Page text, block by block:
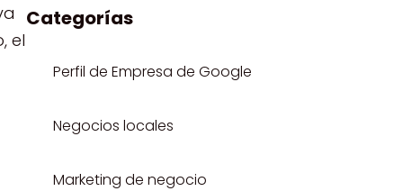
el
Categorías
Perfil de Empresa de Google
Negocios locales
Marketing de negocio